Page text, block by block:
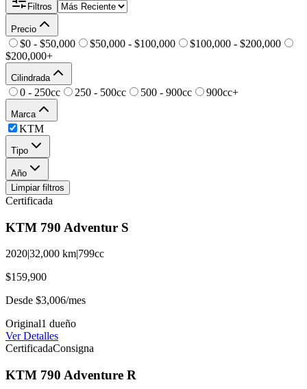
Filtros
Precio
$0 - $50,000 $50,000 - $100,000
$100,000 - $200,000
$200,000+
Cilindrada
0 - 250cc 250 - 500cc 500 - 900cc 900cc+
Marca
KTM
Tipo
Año
Limpiar filtros
Certificada
KTM 790 Adventur S
2020|32,000 km|799cc
$159,900
Desde $3,006/mes
Original1 dueño
Ver Detalles
CertificadaConsigna
KTM 790 Adventure R